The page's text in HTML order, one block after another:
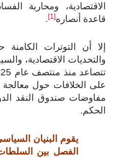
ومحاربة
أنصاره[1]
.
أن التوترات الكامنة
الاقتصادية،
الخلافات حول معالجة
صندوق النقد
يقوم البنيان السياسي
الفصل بين السلطات